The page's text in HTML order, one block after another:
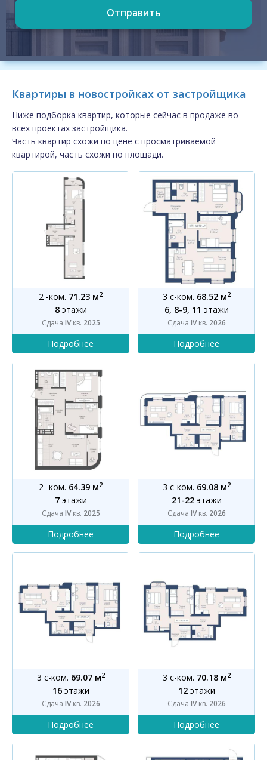
Отправить
Квартиры в новостройках от застройщика
Ниже подборка квартир, которые сейчас в продаже во
всех проектах застройщика.
Часть квартир схожи по цене с просматриваемой
квартирой, часть схожи по площади.
2 -ком. 71.23 м2
8этажи
Сдача IVкв. 2025
3 с-ком. 68.52 м2
6, 8-9, 11 этажи
Сдача IVкв. 2026
2 -ком. 64.39 м2
7этажи
Сдача IVкв. 2025
3 с-ком. 69.08 м2
21-22этажи
Сдача IVкв. 2026
3 с-ком. 69.07 м2
16этажи
Сдача IVкв. 2026
3 с-ком. 70.18 м2
12этажи
Сдача IVкв. 2026